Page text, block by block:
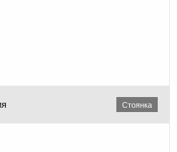
Стоянка